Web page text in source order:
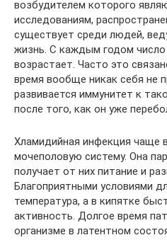
возбудителем которого
исследованиям,
существует среди людей,
жизнь. С каждым годом
возрастает. Часто это
время вообще никак себя не
развивается иммунитет к
после того, как он уже
Хламидийная инфекция чаще
мочеполовую систему. Она
получает от них питание и
Благоприятными условиями
температура, а в кипятке
активность. Долгое время
организме в латентном